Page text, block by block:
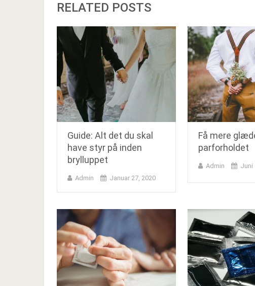
RELATED POSTS
Guide: Alt det du skal
have styr på inden
brylluppet
Admin Januar 27, 2020
Få mere
parforholdet
Admin Juni